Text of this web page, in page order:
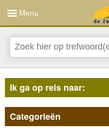
Menu
Ik ga op reis naar:
Categorieën